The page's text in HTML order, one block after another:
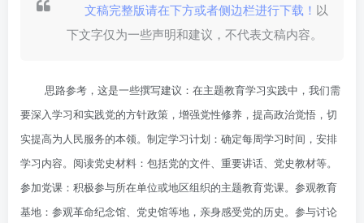
文稿完整版请在下方或者侧边栏进行下载！ 以
下文字仅为一些声明和建议，不代表文稿内容。
思路参考，这是一些撰写建议：在主题教育学习实践中，我们需
要深入学习和实践党的方针政策，增强党性修养，提高政治觉悟，切
实提高为人民服务的本领。制定学习计划：确定每周学习时间，安排
学习内容。阅读党史材料：包括党的文件、重要讲话、党史教材等。
参加党课：积极参与所在单位或地区组织的主题教育党课。参观教育
基地：参观革命纪念馆、党史馆等地，亲身感受党的历史。参与讨论